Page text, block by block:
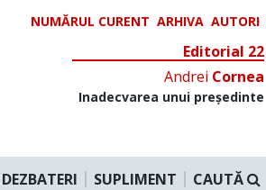
NUMĂRUL CURENT ARHIVA AUTORI
Editorial 22
Andrei Cornea
Inadecvarea unui președinte
DEZBATERI SUPLIMENT CAUTĂ